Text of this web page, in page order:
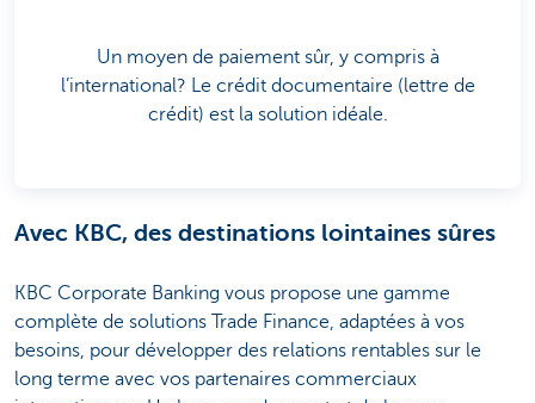
Un moyen de paiement sûr, y compris à
l’international? Le crédit documentaire (lettre de
crédit) est la solution idéale.
Avec KBC, des destinations lointaines sûres
KBC Corporate Banking vous propose une gamme
complète de solutions Trade Finance, adaptées à vos
besoins, pour développer des relations rentables sur le
long terme avec vos partenaires commerciaux